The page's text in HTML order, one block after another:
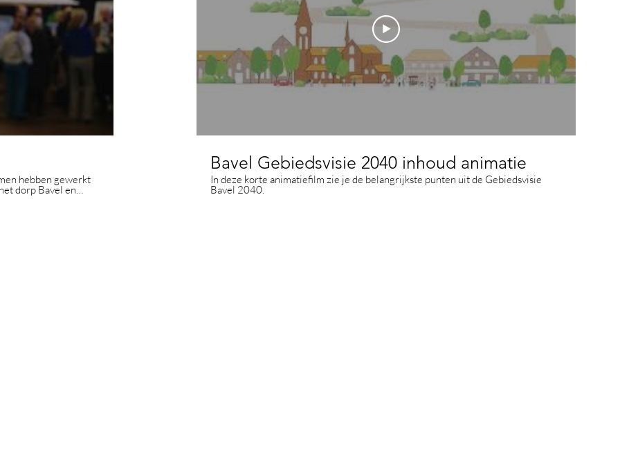
hebben gewerkt
dorp Bavel en
proces van de
Bavel Gebiedsvisie 2040 inhoud animatie
In deze korte animatiefilm zie je de belangrijkste punten uit de Gebiedsvisie
Bavel 2040.